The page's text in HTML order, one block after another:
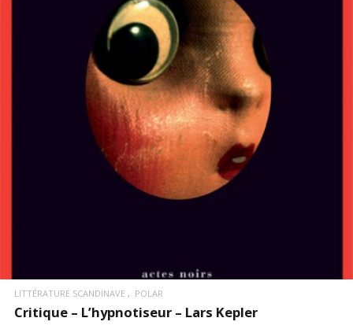
LIRE LA SUITE
LITTÉRATURE SCANDINAVE POLAR
Critique – L’hypnotiseur – Lars Kepler